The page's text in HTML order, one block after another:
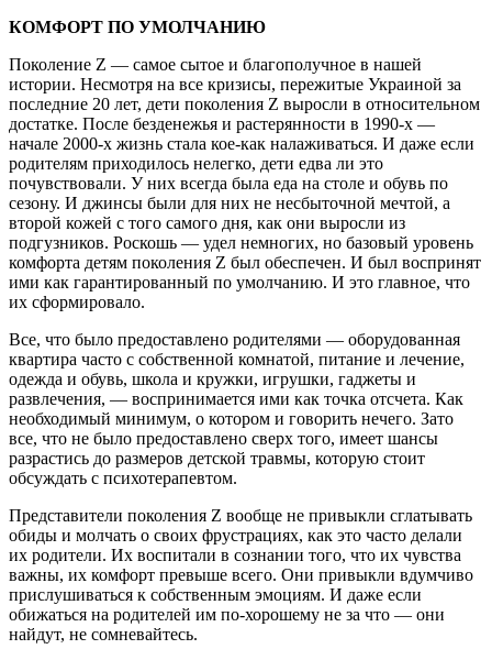
КОМФОРТ ПО УМОЛЧАНИЮ
Поколение Z — самое сытое и благополучное в нашей
истории. Несмотря на все кризисы, пережитые Украиной за
последние 20 лет, дети поколения Z выросли в относительном
достатке. После безденежья и растерянности в 1990-х —
начале 2000-х жизнь стала кое-как налаживаться. И даже если
родителям приходилось нелегко, дети едва ли это
почувствовали. У них всегда была еда на столе и обувь по
сезону. И джинсы были для них не несбыточной мечтой, а
второй кожей с того самого дня, как они выросли из
подгузников. Роскошь — удел немногих, но базовый уровень
комфорта детям поколения Z был обеспечен. И был воспринят
ими как гарантированный по умолчанию. И это главное, что
их сформировало.
Все, что было предоставлено родителями — оборудованная
квартира часто с собственной комнатой, питание и лечение,
одежда и обувь, школа и кружки, игрушки, гаджеты и
развлечения, — воспринимается ими как точка отсчета. Как
необходимый минимум, о котором и говорить нечего. Зато
все, что не было предоставлено сверх того, имеет шансы
разрастись до размеров детской травмы, которую стоит
обсуждать с психотерапевтом.
Представители поколения Z вообще не привыкли сглатывать
обиды и молчать о своих фрустрациях, как это часто делали
их родители. Их воспитали в сознании того, что их чувства
важны, их комфорт превыше всего. Они привыкли вдумчиво
прислушиваться к собственным эмоциям. И даже если
обижаться на родителей им по-хорошему не за что — они
найдут, не сомневайтесь.